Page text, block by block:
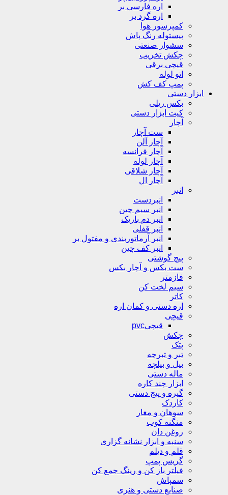
اره فارسی بر
اره گرد بر
کمپرسور هوا
پیستوله رنگ پاش
سشوار صنعتی
چکش تخریب
قیچی برقی
اتو لوله
پمپ کف کش
ابزار دستی
بکس ریلی
کیت ابزار دستی
آچار
ست آچار
آچار آلن
آچار فرانسه
آچار لوله
آچار شلاقی
آچار ال
انبر
انبردست
انبر سیم چین
انبر دم باریک
انبر قفلی
انبر آرماتوربندی و مفتول بر
انبر کف چین
پیچ گوشتی
ست بکس و آچار بکس
فازمتر
سیم لخت کن
کاتر
اره دستی و کمان اره
قیچی
قیچیpvc
چکش
پتک
تبر و تبرچه
بیل و بیلچه
ماله دستی
ابزار چند کاره
گیره و پیج دستی
کاردک
سوهان و مغار
منگنه کوب
روغن دان
سنبه و ابزار نشانه گزاری
قلم و دیلم
گریس پمپ
فیلتر باز کن و رینگ جمع کن
سمپاش
صنایع دستی و هنری